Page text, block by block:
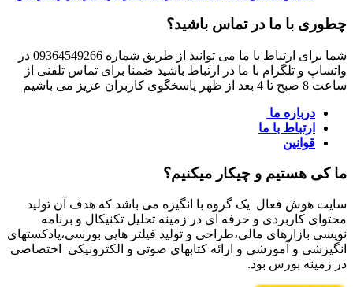
چطوری با ما در تماس باشید؟
شما برای ارتباط با ما می توانید از طریق شماره 09364549266 در
واتساپ و تلگرام با ما در ارتباط باشید ضمنا برای تماس تلفنی از
ساعت 8 صبح تا 4 بعد از ظهر پاسخگوی کاربران عزیز می باشیم
درباره ما
ارتباط با ما
قوانین
ما کی هستیم و چیکار میکنیم؟
سایت هوش فعال یک گروه با انگیزه می باشد که هدف آن تولید
محتوای کاربردی و حرفه ای در زمینه تحلیل تکنیکال و برنامه
نویسی بازارهای مالی،طراحی و تولید فیلتر هایی بورسی،پادکستهای
انگیزشی و آموزشی و ارائه کتابهای صوتی و الکترونیکی اختصاصی
در زمینه بورس بود.